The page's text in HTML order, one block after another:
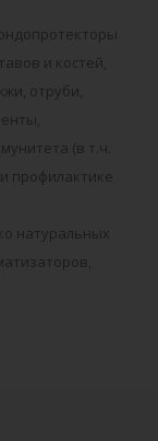
и костей,
отруби,
(в т.ч.
профилактике
натуральных